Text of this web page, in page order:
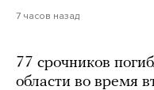
7 часов назад
77 срочников
области во время